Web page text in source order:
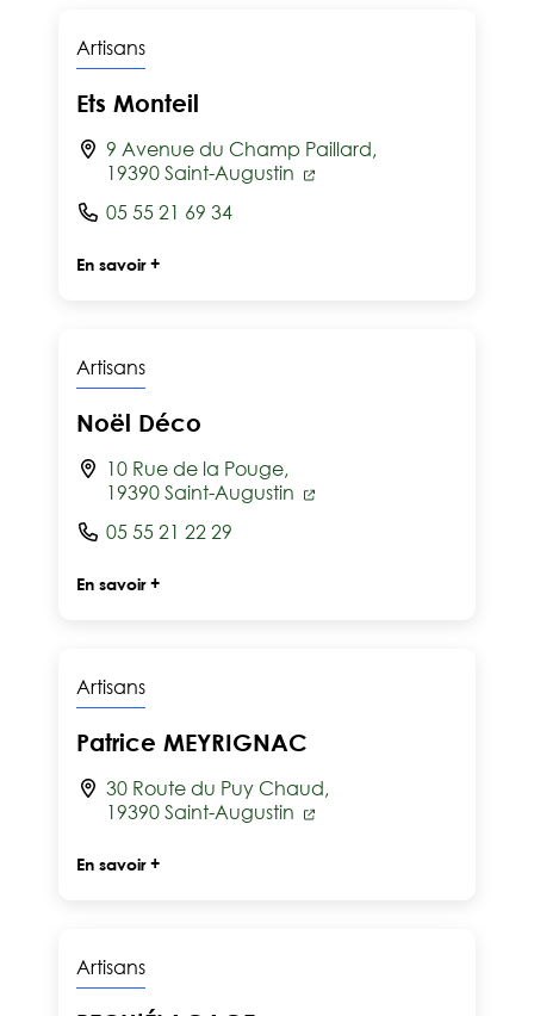
Artisans
Ets Monteil
9 Avenue du Champ Paillard,
19390 Saint-Augustin
05 55 21 69 34
En savoir +
Artisans
Noël Déco
10 Rue de la Pouge,
19390 Saint-Augustin
05 55 21 22 29
En savoir +
Artisans
Patrice MEYRIGNAC
30 Route du Puy Chaud,
19390 Saint-Augustin
En savoir +
Artisans